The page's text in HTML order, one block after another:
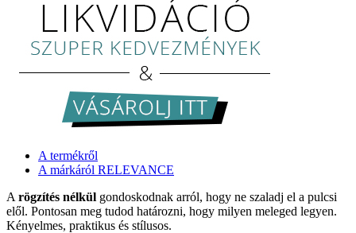
A termékről
A márkáról RELEVANCE
A rögzítés nélkül gondoskodnak arról, hogy ne szaladj el a pulcsi
elől. Pontosan meg tudod határozni, hogy milyen meleged legyen.
Kényelmes, praktikus és stílusos.